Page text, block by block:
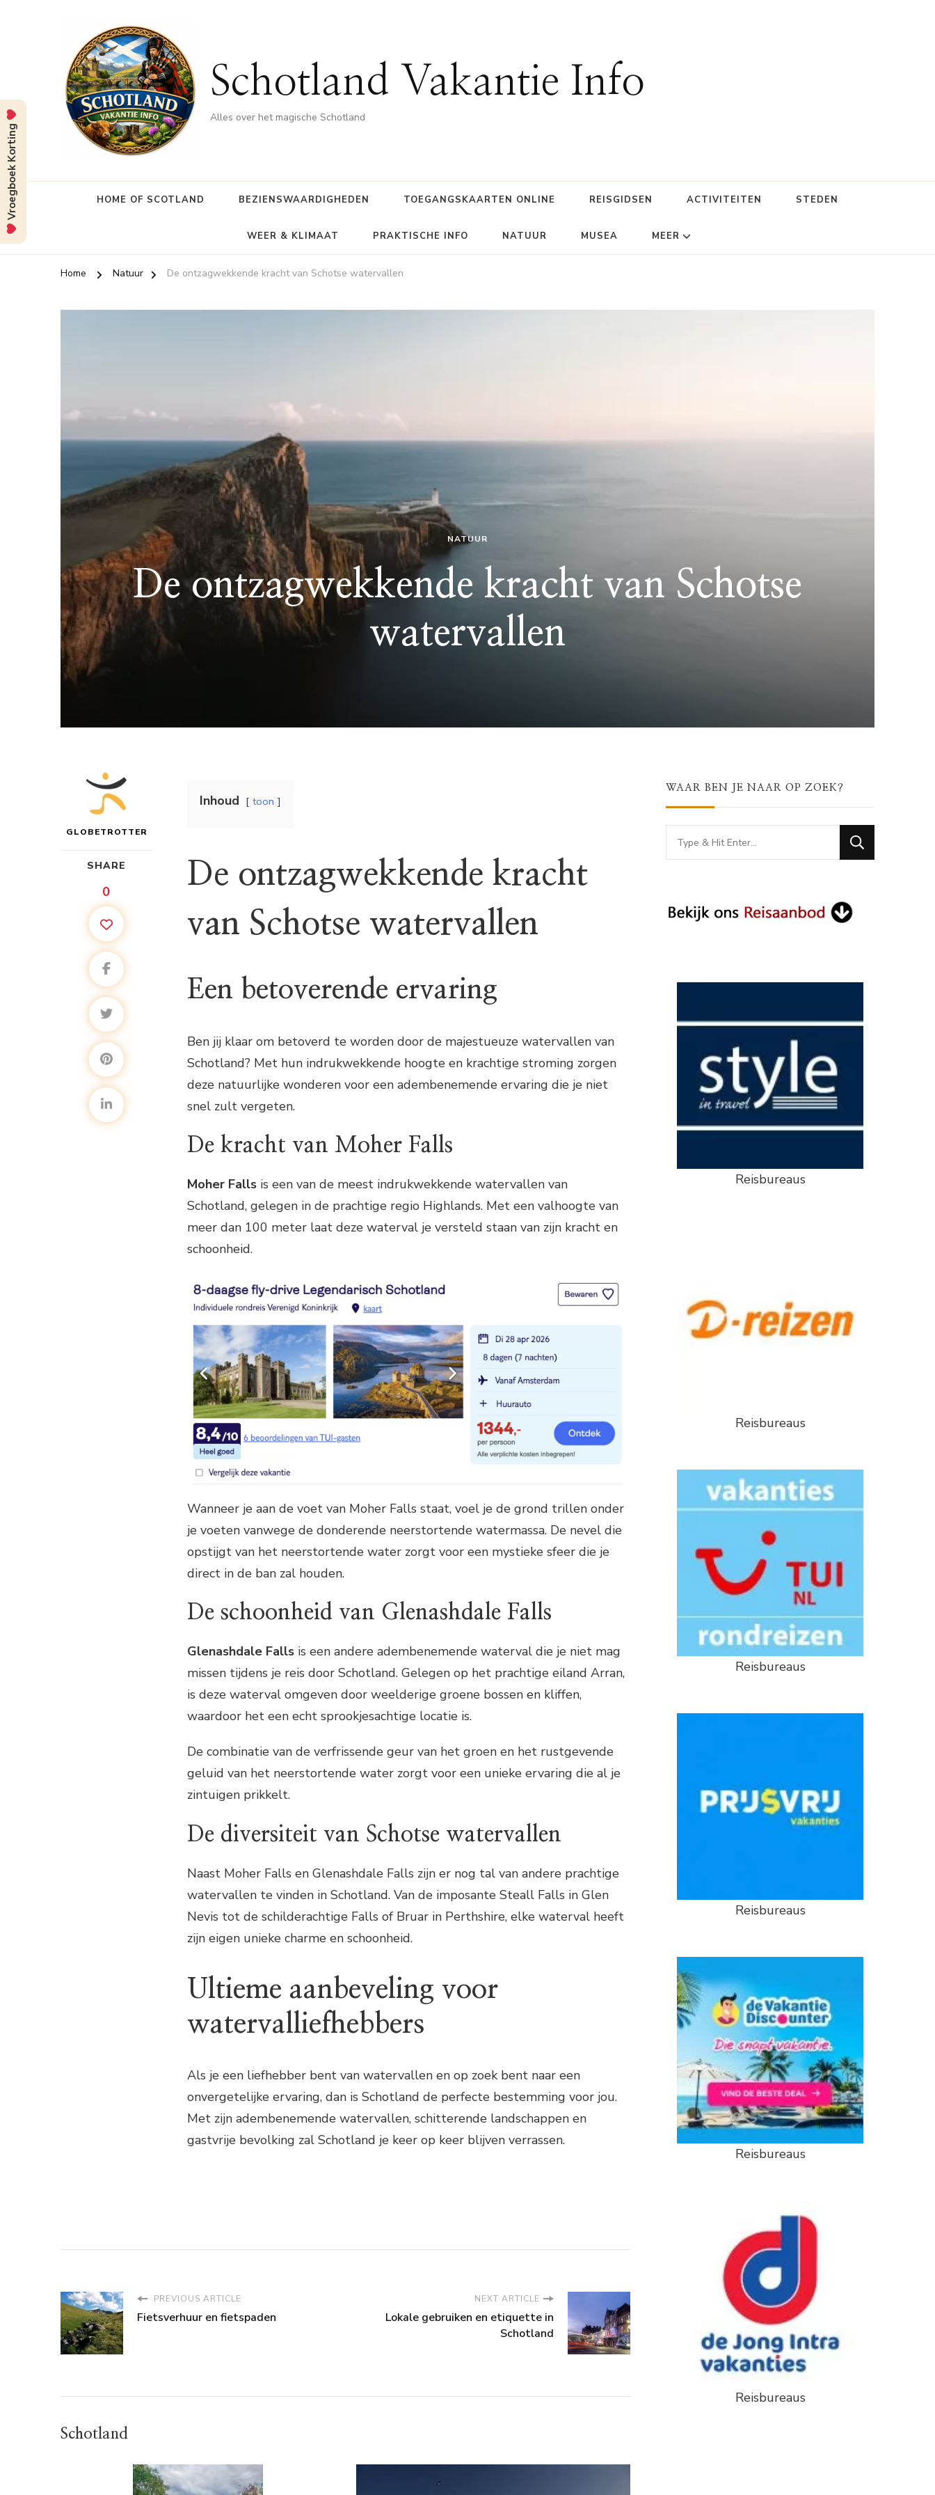
Schotland Vakantie Info
Alles over het magische Schotland
HOME OF SCOTLAND BEZIENSWAARDIGHEDEN TOEGANGSKAARTEN ONLINE REISGIDSEN ACTIVITEITEN STEDEN
WEER & KLIMAAT PRAKTISCHE INFO NATUUR MUSEA MEER
Home Natuur De ontzagwekkende kracht van Schotse watervallen
NATUUR
De ontzagwekkende kracht van Schotse
watervallen
GLOBETROTTER
SHARE
0
Inhoud toon
De ontzagwekkende kracht
van Schotse watervallen
Een betoverende ervaring
Ben jij klaar om betoverd te worden door de majestueuze watervallen van
Schotland? Met hun indrukwekkende hoogte en krachtige stroming zorgen
deze natuurlijke wonderen voor een adembenemende ervaring die je niet
snel zult vergeten.
De kracht van Moher Falls
Moher Falls is een van de meest indrukwekkende watervallen van
Schotland, gelegen in de prachtige regio Highlands. Met een valhoogte van
meer dan 100 meter laat deze waterval je versteld staan van zijn kracht en
schoonheid.
Wanneer je aan de voet van Moher Falls staat, voel je de grond trillen onder
je voeten vanwege de donderende neerstortende watermassa. De nevel die
opstijgt van het neerstortende water zorgt voor een mystieke sfeer die je
direct in de ban zal houden.
De schoonheid van Glenashdale Falls
Glenashdale Falls is een andere adembenemende waterval die je niet mag
missen tijdens je reis door Schotland. Gelegen op het prachtige eiland Arran,
is deze waterval omgeven door weelderige groene bossen en kliffen,
waardoor het een echt sprookjesachtige locatie is.
De combinatie van de verfrissende geur van het groen en het rustgevende
geluid van het neerstortende water zorgt voor een unieke ervaring die al je
zintuigen prikkelt.
De diversiteit van Schotse watervallen
Naast Moher Falls en Glenashdale Falls zijn er nog tal van andere prachtige
watervallen te vinden in Schotland. Van de imposante Steall Falls in Glen
Nevis tot de schilderachtige Falls of Bruar in Perthshire, elke waterval heeft
zijn eigen unieke charme en schoonheid.
Ultieme aanbeveling voor
watervalliefhebbers
Als je een liefhebber bent van watervallen en op zoek bent naar een
onvergetelijke ervaring, dan is Schotland de perfecte bestemming voor jou.
Met zijn adembenemende watervallen, schitterende landschappen en
gastvrije bevolking zal Schotland je keer op keer blijven verrassen.
PREVIOUS ARTICLE
Fietsverhuur en fietspaden
NEXT ARTICLE
Lokale gebruiken en etiquette in
Schotland
Schotland
WAAR BEN JE NAAR OP ZOEK?
Looking
for
Reisbureaus
Reisbureaus
Reisbureaus
Reisbureaus
Reisbureaus
Reisbureaus
Vroegboek Korting